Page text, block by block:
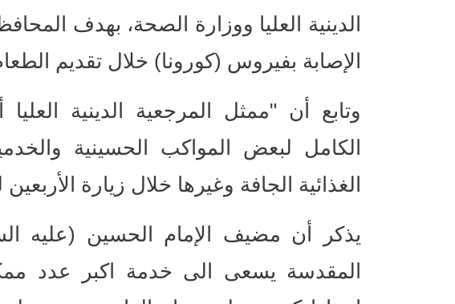
الدينية العليا ووزارة الصحة، بهدف
الإصابة بفيروس (كورونا) خلال تقديم
وتابع أن "ممثل المرجعية الدينية
الكامل لبعض المواكب الحسينية
الغذائية الجافة وغيرها خلال زيارة الأربعين
يذكر أن مضيف الإمام الحسين (عليه
المقدسة يسعى الى خدمة اكبر عدد